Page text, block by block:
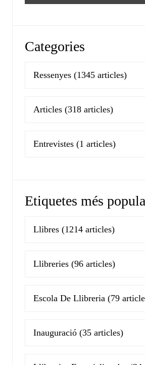
Categories
Ressenyes (1345 articles)
Articles (318 articles)
Entrevistes (1 articles)
Etiquetes més
Llibres (1214 articles)
Llibreries (96 articles)
Escola De Llibreria (79
Inauguració (35 articles)